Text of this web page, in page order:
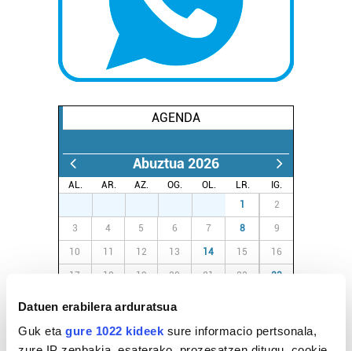
Datuen erabilera arduratsua
Guk eta gure 1022 kideek sure informacio pertsonala,
AGENDA
Abuztua 2026
AL. AR. AZ. OG. OL. LR.
IG.
1 2
3 4 5 6 7 8 9
10 11 12 13 14 15 16
17 18 19 20 21 22 23